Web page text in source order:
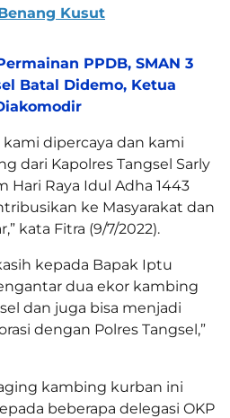
Kusut
PPDB, SMAN 3
Batal Didemo, Ketua
dipercaya dan kami
dari Kapolres Tangsel Sarly
Raya Idul Adha 1443
ke Masyarakat dan
kata Fitra (9/7/2022).
kepada Bapak Iptu
dua ekor kambing
dan juga bisa menjadi
dengan Polres Tangsel,”
kambing kurban ini
beberapa delegasi OKP